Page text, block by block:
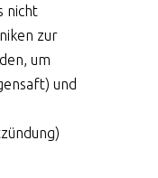
nicht
zur
um
und